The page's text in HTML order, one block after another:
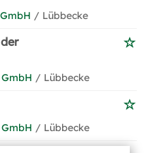
/ Lübbecke
/ Lübbecke
/ Lübbecke